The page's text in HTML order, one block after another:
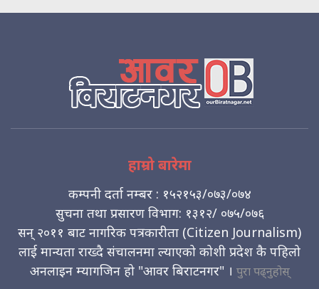
हाम्रो बारेमा
कम्पनी दर्ता नम्बर : १५२१५३/०७३/०७४
सुचना तथा प्रसारण विभाग: १३१२/ ०७५/०७६
सन् २०११ बाट नागरिक पत्रकारीता (Citizen Journalism)
लाई मान्यता राख्दै संचालनमा ल्याएको कोशी प्रदेश कै पहिलो
अनलाइन म्यागजिन हो "आवर बिराटनगर" । पुरा पढ्नुहोस्